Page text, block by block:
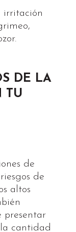
irritación
DE LA
TU
de
de
altos
presentar
cantidad